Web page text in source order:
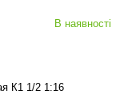
В наявності
К1 1/2 1:16